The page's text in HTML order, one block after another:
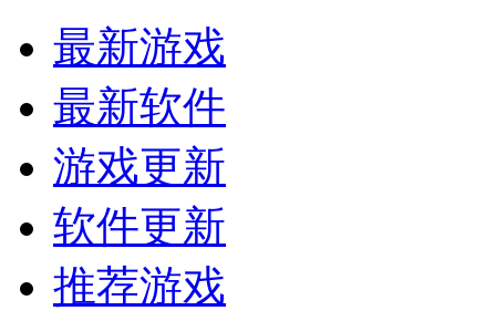
最新游戏
最新软件
游戏更新
软件更新
推荐游戏